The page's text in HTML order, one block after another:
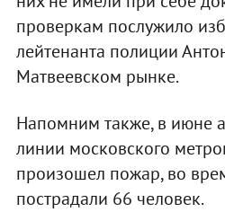
проверкам послужило
лейтенанта полиции
Матвеевском рынке.
Напомним также, в июне
линии московского
произошел пожар, во
пострадали 66 человек.